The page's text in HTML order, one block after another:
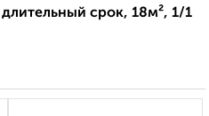
срок, 18м², 1/1